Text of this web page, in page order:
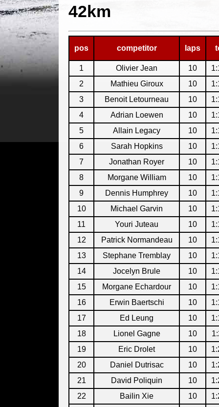
42km
pos competitor laps
1 Olivier Jean 10
2
Mathieu Giroux 10
3
Benoit Letourneau 10
4
Adrian Loewen 10
5
Allain Legacy 10
6
Sarah Hopkins 10
7
Jonathan Royer 10
8
Morgane William 10
9
Dennis Humphrey 10
10
Michael Garvin 10
11
Youri Juteau 10
12
Patrick Normandeau 10
13
Stephane Tremblay 10
14
Jocelyn Brule 10
15
Morgane Echardour 10
16
Erwin Baertschi 10
17
Ed Leung 10
18
Lionel Gagne 10
19
Eric Drolet 10
20
Daniel Dutrisac 10
21
David Poliquin 10
22
Bailin Xie 10